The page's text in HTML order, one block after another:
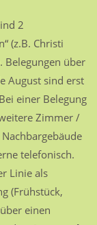
2
(z.B. Christi
Belegungen über
August sind erst
Bei einer Belegung
Zimmer /
telefonisch.
Linie als
(Frühstück,
einen